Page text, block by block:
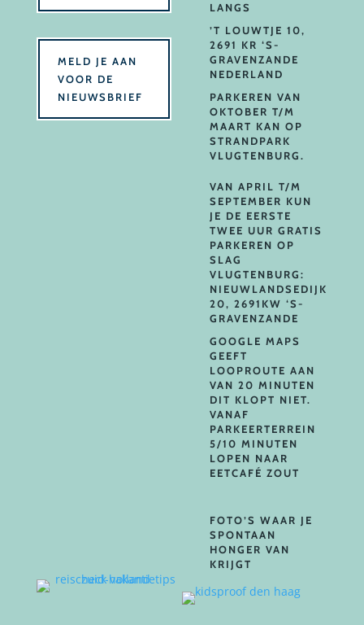
MELD JE AAN
VOOR DE
NIEUWSBRIEF
LANGS
’T LOUWTJE 10,
2691 KR ‘S-
GRAVENZANDE
NEDERLAND
PARKEREN VAN
OKTOBER T/M
MAART KAN OP
STRANDPARK
VLUGTENBURG.
VAN APRIL T/M
SEPTEMBER KUN
JE DE EERSTE
TWEE UUR GRATIS
PARKEREN OP
SLAG
VLUGTENBURG:
NIEUWLANDSEDIJK
20, 2691KW ‘S-
GRAVENZANDE
GOOGLE MAPS
GEEFT
LOOPROUTE AAN
VAN 20 MINUTEN
DIT KLOPT NIET.
VANAF
PARKEERTERREIN
5/10 MINUTEN
LOPEN NAAR
EETCAFÉ ZOUT
FOTO’S WAAR JE
SPONTAAN
HONGER VAN
KRIJGT